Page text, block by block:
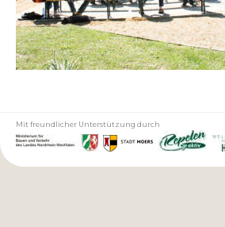
Mit freundlicher Unterstützung durch